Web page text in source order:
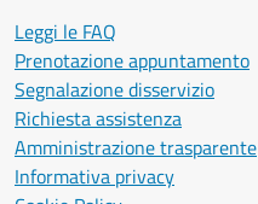
Leggi le FAQ
Prenotazione appuntamento
Segnalazione disservizio
Richiesta assistenza
Amministrazione trasparente
Informativa privacy